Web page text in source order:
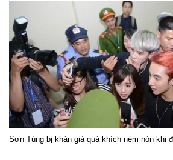
Sơn Tùng bị khán giả quá khích ném nón khi